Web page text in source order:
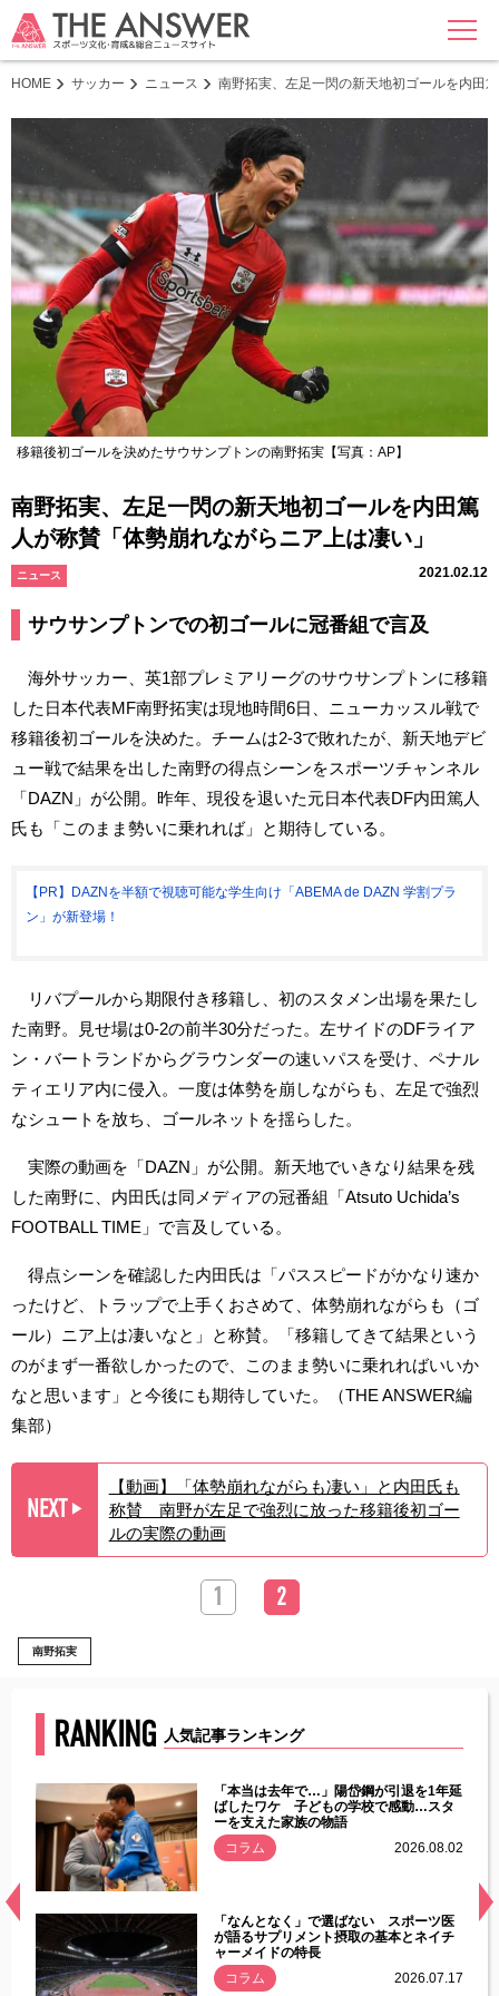
MENU
HOME サッカー ニュース 南野拓実、左足一閃の新天地初ゴールを内田
移籍後初ゴールを決めたサウサンプトンの南野拓実【写真：AP】
南野拓実、左足一閃の新天地初ゴールを内田篤
人が称賛「体勢崩れながらニア上は凄い」
ニュース 2021.02.12
サウサンプトンでの初ゴールに冠番組で言及
海外サッカー、英1部プレミアリーグのサウサンプトンに移籍
した日本代表MF南野拓実は現地時間6日、ニューカッスル戦で
移籍後初ゴールを決めた。チームは2-3で敗れたが、新天地デビ
ュー戦で結果を出した南野の得点シーンをスポーツチャンネル
「DAZN」が公開。昨年、現役を退いた元日本代表DF内田篤人
氏も「このまま勢いに乗れれば」と期待している。
【PR】DAZNを半額で視聴可能な学生向け「ABEMA de DAZN 学割プラ
ン」が新登場！
リバプールから期限付き移籍し、初のスタメン出場を果たし
た南野。見せ場は0-2の前半30分だった。左サイドのDFライア
ン・バートランドからグラウンダーの速いパスを受け、ペナル
ティエリア内に侵入。一度は体勢を崩しながらも、左足で強烈
なシュートを放ち、ゴールネットを揺らした。
実際の動画を「DAZN」が公開。新天地でいきなり結果を残
した南野に、内田氏は同メディアの冠番組「Atsuto Uchida’s
FOOTBALL TIME」で言及している。
得点シーンを確認した内田氏は「パススピードがかなり速か
ったけど、トラップで上手くおさめて、体勢崩れながらも（ゴ
ール）ニア上は凄いなと」と称賛。「移籍してきて結果という
のがまず一番欲しかったので、このまま勢いに乗れればいいか
なと思います」と今後にも期待していた。（THE ANSWER編
集部）
NEXT ▶︎
【動画】「体勢崩れながらも凄い」と内田氏も
称賛 南野が左足で強烈に放った移籍後初ゴー
ルの実際の動画
1 2
南野拓実
RANKING 人気記事ランキング
常
「本当は去年で…」陽岱鋼が引退を1年延
ばしたワケ 子どもの学校で感動…スタ
ーを支えた家族の物語
コラム
2026.08.02
「なんとなく」で選ばない スポーツ医
が語るサプリメント摂取の基本とネイチ
ャーメイドの特長
コラム
2026.07.17